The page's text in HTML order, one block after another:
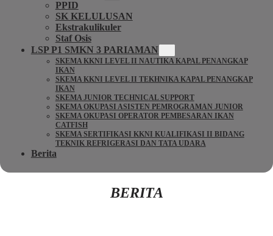
PPID
SK KELULUSAN
Ekstrakulikuler
Staf Osis
LSP P1 SMKN 3 PARIAMAN
SKEMA KKNI LEVEL II NAUTIKA KAPAL PENANGKAP
IKAN
SKEMA KKNI LEVEL II TEKHNIKA KAPAL PENANGKAP
IKAN
SKEMA JUNIOR TECHNICAL SUPPORT
SKEMA OKUPASI ASISTEN PEMROGRAMAN JUNIOR
SKEMA OKUPASI OPERATOR PEMBESARAN IKAN
CATFISH
SKEMA SERTIFIKASI KKNI KUALIFIKASI II BIDANG
TEKNIK REFRIGERASI DAN TATA UDARA
Berita
BERITA